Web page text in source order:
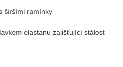
širšími ramínky
elastanu zajišťující stálost